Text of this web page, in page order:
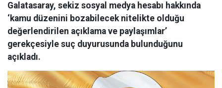
Galatasaray, sekiz sosyal medya hesabı hakkında
‘kamu düzenini bozabilecek nitelikte olduğu
değerlendirilen açıklama ve paylaşımlar’
gerekçesiyle suç duyurusunda bulunduğunu
açıkladı.